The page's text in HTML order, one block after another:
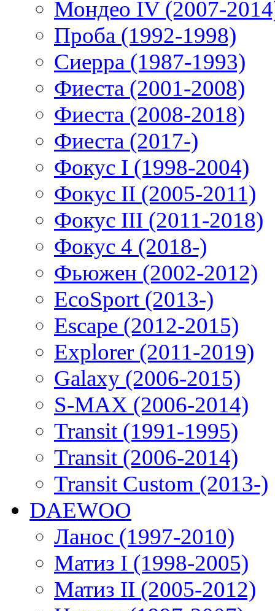
Мондео IV (2007-
Проба (1992-1998)
Сиерра (1987-1993)
Фиеста (2001-2008)
Фиеста (2008-2018)
Фиеста (2017-)
Фокус I (1998-2004)
Фокус II (2005-2011)
Фокус III (2011-2018)
Фокус 4 (2018-)
Фьюжен (2002-2012)
EcoSport (2013-)
Escape (2012-2015)
Explorer (2011-2019)
Galaxy (2006-2015)
S-MAX (2006-2014)
Transit (1991-1995)
Transit (2006-2014)
Transit Custom (2013-)
DAEWOO
Ланос (1997-2010)
Матиз I (1998-2005)
Матиз II (2005-2012)